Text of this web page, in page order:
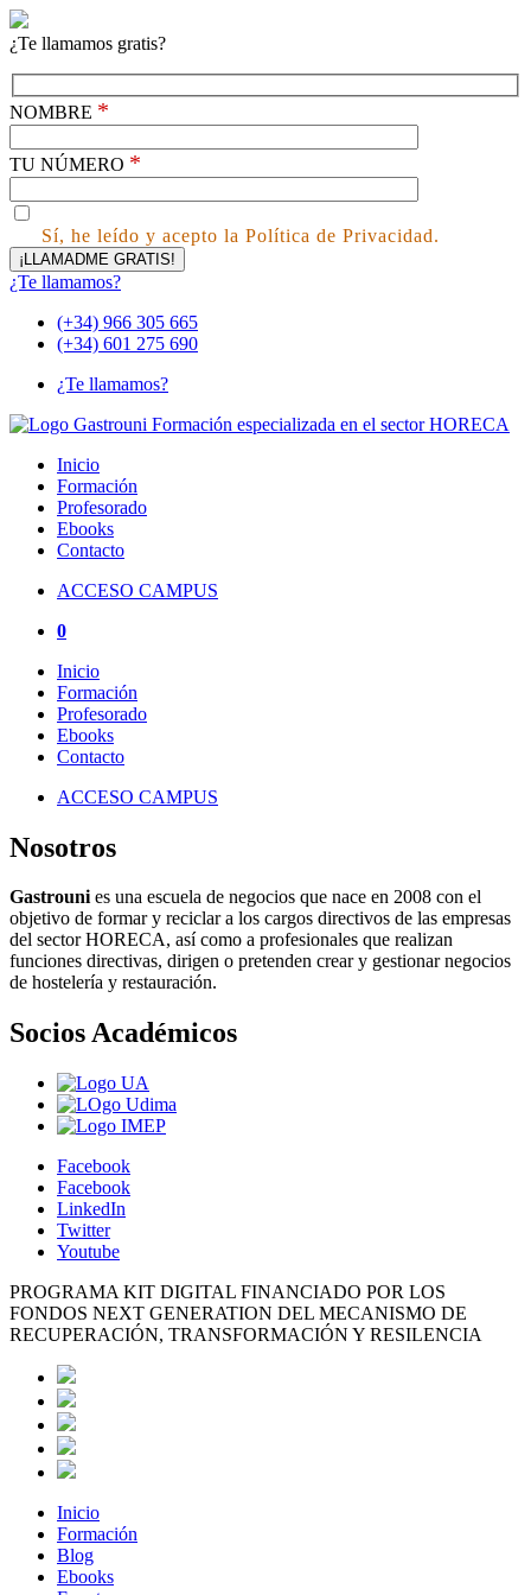
¿Te llamamos gratis?
NOMBRE *
TU NÚMERO *
Sí, he leído y acepto la Política de Privacidad.
¿Te llamamos?
(+34) 966 305 665
(+34) 601 275 690
¿Te llamamos?
Inicio
Formación
Profesorado
Ebooks
Contacto
ACCESO CAMPUS
0
Inicio
Formación
Profesorado
Ebooks
Contacto
ACCESO CAMPUS
Nosotros
Gastrounies una escuela de negocios que nace en 2008 con el
objetivo de formar y reciclar a los cargos directivos de las empresas
del sector HORECA, así como a profesionales que realizan
funciones directivas, dirigen o pretenden crear y gestionar negocios
de hostelería y restauración.
Socios Académicos
Facebook
Facebook
LinkedIn
Twitter
Youtube
PROGRAMA KIT DIGITAL FINANCIADO POR LOS
FONDOS NEXT GENERATION DEL MECANISMO DE
RECUPERACIÓN, TRANSFORMACIÓN Y RESILENCIA
Inicio
Formación
Blog
Ebooks